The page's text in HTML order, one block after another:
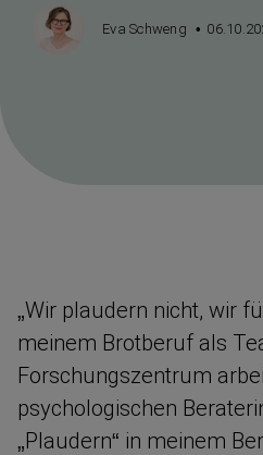
Autor
Eva Schweng
„Wir plaudern nicht, wir
meinem Brotberuf als
Forschungs­zentrum
psycho­lo­gischen
„Plaudern“ in meinem